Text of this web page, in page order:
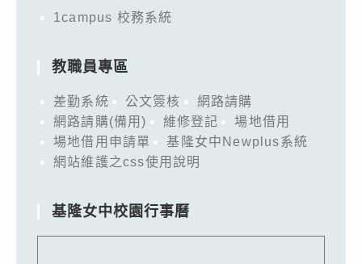
1campus 校務系統
教職員專區
差勤系統 公文簽核
網路請購
網路請購(備用)
維修登記
場地借用
場地借用申請單
基隆女中Newplus系統
網站維護之css使用說明
基隆女中校園行事曆